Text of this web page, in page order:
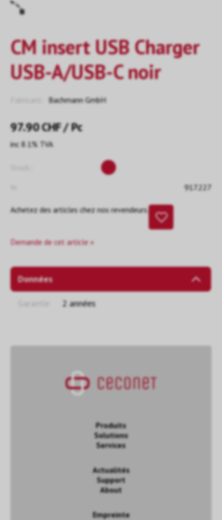
CM insert USB Charger
USB-A/USB-C noir
Bachmann GmbH
97.90CHF/ Pc
inc 8.1% TVA
917.227
Achetez des articles chez nos revendeurs.
Demande de cet article »
Données
2 années
Produits
Solutions
Services
Actualités
Support
About
Empreinte